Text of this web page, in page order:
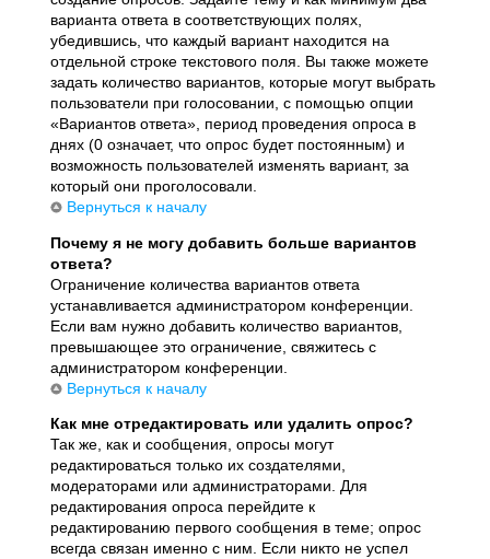
варианта ответа в соответствующих полях,
убедившись, что каждый вариант находится на
отдельной строке текстового поля. Вы также можете
задать количество вариантов, которые могут выбрать
пользователи при голосовании, с помощью опции
«Вариантов ответа», период проведения опроса в
днях (0 означает, что опрос будет постоянным) и
возможность пользователей изменять вариант, за
который они проголосовали.
Вернуться к началу
Почему я не могу добавить больше вариантов
ответа?
Ограничение количества вариантов ответа
устанавливается администратором конференции.
Если вам нужно добавить количество вариантов,
превышающее это ограничение, свяжитесь с
администратором конференции.
Вернуться к началу
Как мне отредактировать или удалить опрос?
Так же, как и сообщения, опросы могут
редактироваться только их создателями,
модераторами или администраторами. Для
редактирования опроса перейдите к
редактированию первого сообщения в теме; опрос
всегда связан именно с ним. Если никто не успел